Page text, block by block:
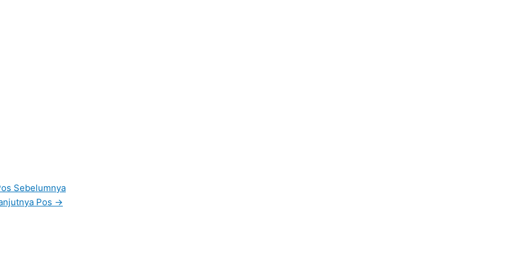
Sebelumnya
Pos →